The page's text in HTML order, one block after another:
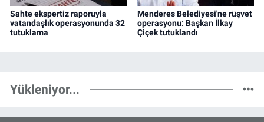
Sahte ekspertiz raporuyla
vatandaşlık operasyonunda 32
tutuklama
Menderes Belediyesi'ne rüşvet
operasyonu: Başkan İlkay
Çiçek tutuklandı
Yükleniyor...